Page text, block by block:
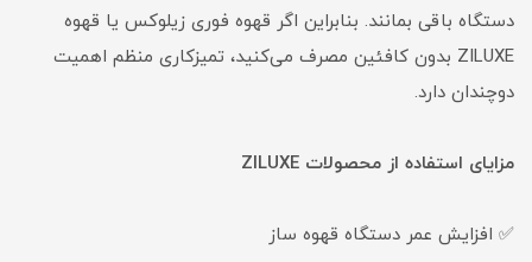
دستگاه باقی بمانند. بنابراین اگر قهوه فوری زیلوکس یا قهوه
ZILUXE بدون کافئین مصرف می‌کنید، تمیزکاری منظم اهمیت
دوچندان دارد.
مزایای استفاده از محصولات ZILUXE
✅ افزایش عمر دستگاه قهوه ساز